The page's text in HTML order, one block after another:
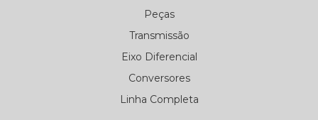
Peças
Transmissão
Eixo Diferencial
Conversores
Linha Completa